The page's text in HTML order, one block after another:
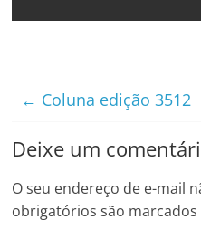
← Coluna edição 3512
Deixe um
O seu endereço de e-mail
obrigatórios são